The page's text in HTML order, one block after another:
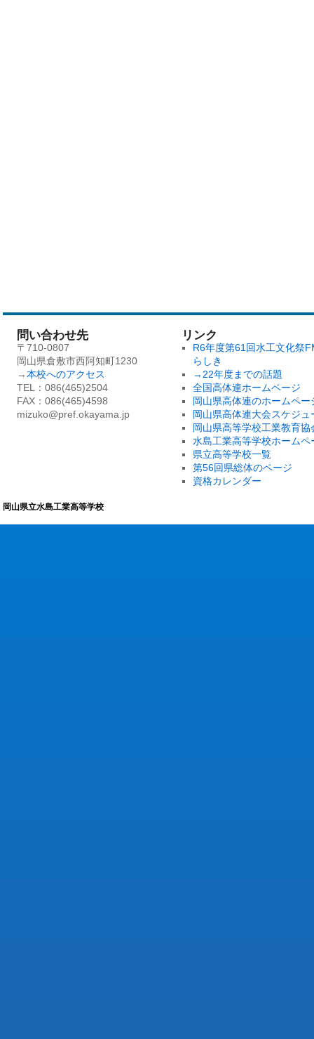
問い合わせ先
〒710-0807
岡山県倉敷市西阿知町1230
→本校へのアクセス
TEL：086(465)2504
FAX：086(465)4598
mizuko@pref.okayama.jp
リンク
R6年度第61回水工文化祭
らしき
→22年度までの話題
全国高体連ホームページ
岡山県高体連のホームペー
岡山県高体連大会スケジュ
岡山県高等学校工業教育協
水島工業高等学校ホームペ
県立高等学校一覧
第56回県総体のページ
資格カレンダー
岡山県立水島工業高等学校